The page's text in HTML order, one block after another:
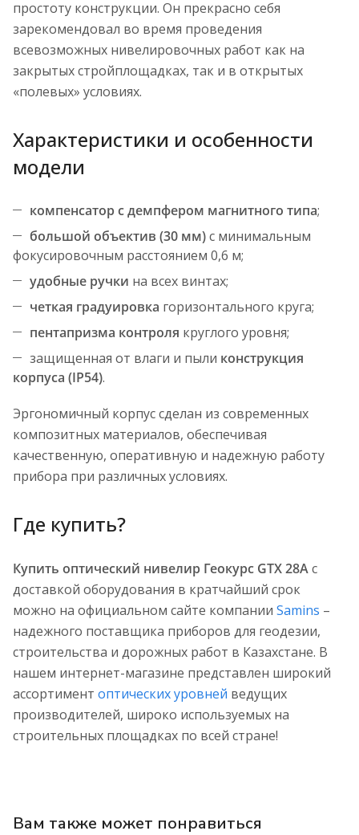
простоту конструкции. Он прекрасно себя
зарекомендовал во время проведения
всевозможных нивелировочных работ как на
закрытых стройплощадках, так и в открытых
«полевых» условиях.
Характеристики и особенности
модели
компенсатор с демпфером магнитного типа;
большой объектив (30 мм)с минимальным
фокусировочным расстоянием 0,6 м;
удобные ручки на всех винтах;
четкая градуировка горизонтального круга;
пентапризма контроля круглого уровня;
защищенная от влаги и пыли конструкция
корпуса (IP54).
Эргономичный корпус сделан из современных
композитных материалов, обеспечивая
качественную, оперативную и надежную работу
прибора при различных условиях.
Где купить?
Купить оптический нивелир Геокурс GTX 28Aс
доставкой оборудования в кратчайший срок
можно на официальном сайте компании Samins –
надежного поставщика приборов для геодезии,
строительства и дорожных работ в Казахстане. В
нашем интернет-магазине представлен широкий
ассортимент оптических уровней ведущих
производителей, широко используемых на
строительных площадках по всей стране!
Вам также может понравиться